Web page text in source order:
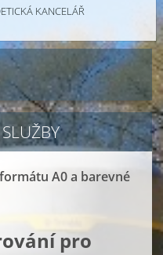
KANCELÁŘ
A0 a barevné
pro